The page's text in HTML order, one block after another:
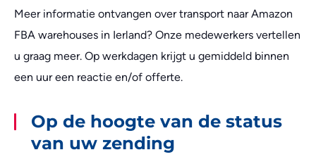
Meer informatie ontvangen over transport naar Amazon
FBA warehouses in Ierland? Onze medewerkers vertellen
u graag meer. Op werkdagen krijgt u gemiddeld binnen
een uur een reactie en/of offerte.
Op de hoogte van de status
van uw zending